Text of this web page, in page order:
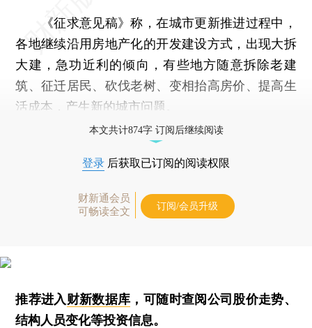
《征求意见稿》称，在城市更新推进过程中，
各地继续沿用房地产化的开发建设方式，出现大拆
大建，急功近利的倾向，有些地方随意拆除老建
筑、征迁居民、砍伐老树、变相抬高房价、提高生
活成本，产生新的城市问题。
本文共计874字 订阅后继续阅读
登录 后获取已订阅的阅读权限
财新通会员
可畅读全文
订阅/会员升级
推荐进入财新数据库 ，可随时查阅公司股价走势、
结构人员变化等投资信息。